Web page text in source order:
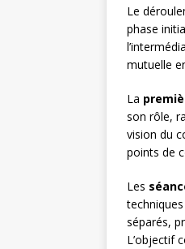
Le
phase
mutuelle
La
son rôle,
vision du
points de
Les
séparés,
L’objectif